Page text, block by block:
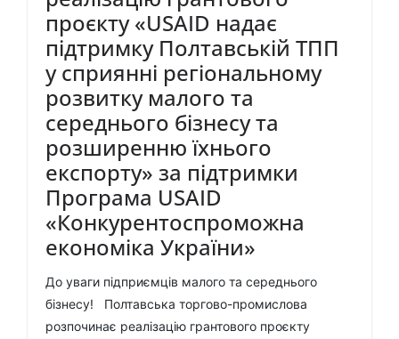
проєкту «USAID надає
підтримку Полтавській ТПП
у сприянні регіональному
розвитку малого та
середнього бізнесу та
розширенню їхнього
експорту» за підтримки
Програма USAID
«Конкурентоспроможна
економіка України»
До уваги підприємців малого та середнього
бізнесу! Полтавська торгово-промислова
розпочинає реалізацію грантового проєкту